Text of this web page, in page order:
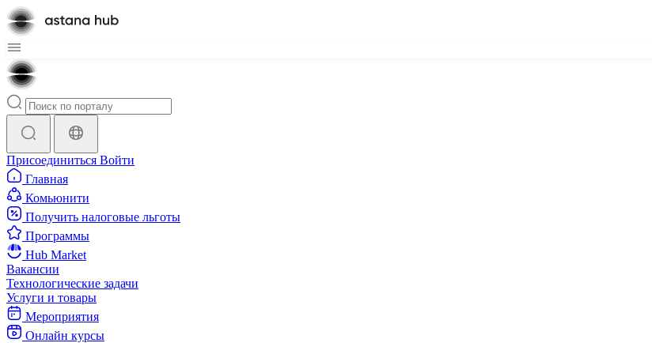
Присоединиться Войти
Главная
Комьюнити
Получить налоговые льготы
Программы
Hub Market
Вакансии
Технологические задачи
Услуги и товары
Мероприятия
Онлайн курсы